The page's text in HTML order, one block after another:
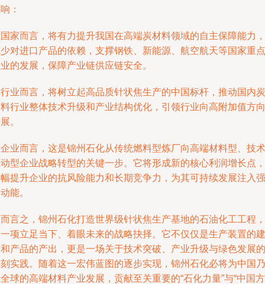
：
家而言，将有力提升我国在高端炭材料领域的自主保障能力，
对进口产品的依赖，支撑钢铁、新能源、航空航天等国家重点
的发展，保障产业链供应链安全。
业而言，将树立起高品质针状焦生产的中国标杆，推动国内炭
行业整体技术升级和产业结构优化，引领行业向高附加值方向
。
业而言，这是锦州石化从传统燃料型炼厂向高端材料型、技术
型企业战略转型的关键一步。它将形成新的核心利润增长点，
提升企业的抗风险能力和长期竞争力，为其可持续发展注入强
能。
言之，锦州石化打造世界级针状焦生产基地的石油化工工程，
项立足当下、着眼未来的战略抉择。它不仅仅是生产装置的建
产品的产出，更是一场关于技术突破、产业升级与绿色发展的
实践。随着这一宏伟蓝图的逐步实现，锦州石化必将为中国乃
球的高端材料产业发展，贡献至关重要的“石化力量”与“中国方